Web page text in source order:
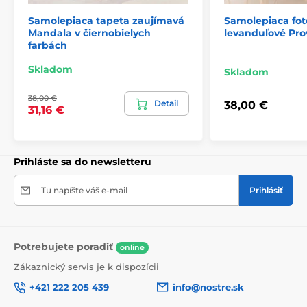
2) Výrezové samolepiace fototapety
veľkosti, čo môže viesť k jeho orezaniu. Po výbere
rozmeru na stránke sa zobrazí presný náhľad. Každá
245x270(5 pásov), 294x270
Samolepiaca tapeta zaujímavá
Mandala v čiernobielych
farbách
Skladom
38,00 €
31,16 €
Detail
Samolepiaca
levanduľové
Skladom
38,00 €
Prihláste sa do newsletteru
Tu napíšte váš e-mail Prihlásiť
Potrebujete poradiť online
Zákaznický servis je k dispozícii
+421 222 205 439
info@nostre.sk